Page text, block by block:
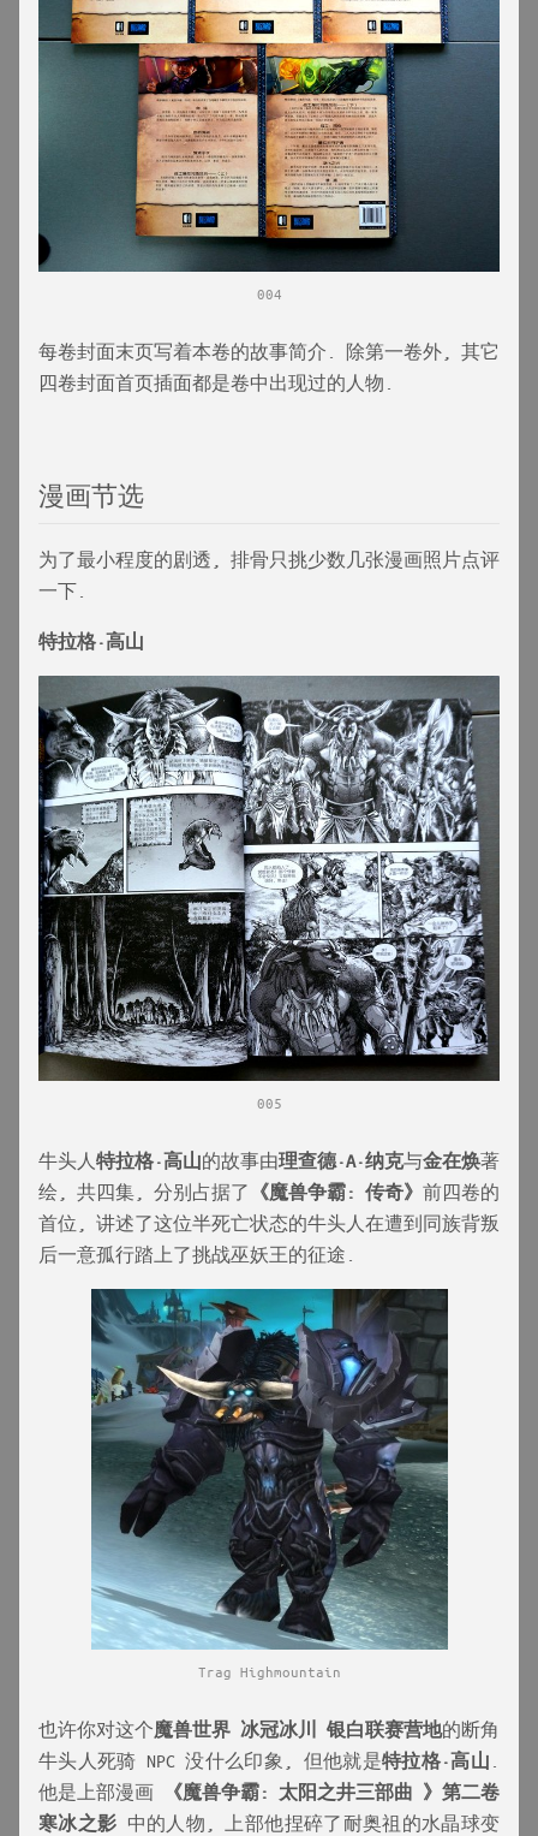
004
每卷封面末页写着本卷的故事简介. 除第一卷外, 其它
四卷封面首页插面都是卷中出现过的人物.
漫画节选
为了最小程度的剧透, 排骨只挑少数几张漫画照片点评
一下.
特拉格·高山
005
牛头人 特拉格·高山的故事由理查德·A·纳克与金在焕著
绘, 共四集, 分别占据了
《魔兽争霸: 传奇》 前四卷的
首位, 讲述了这位半死亡状态的牛头人在遭到同族背叛
后一意孤行踏上了挑战巫妖王的征途.
Trag Highmountain
也许你对这个魔兽世界 冰冠冰川 银白联赛营地的断角
牛头人死骑 NPC 没什么印象, 但他就是特拉格·高山
他是上部漫画
《魔兽争霸: 太阳之井三部曲 》第二卷
寒冰之影 中的人物, 上部他捏碎了耐奥祖的水晶球变